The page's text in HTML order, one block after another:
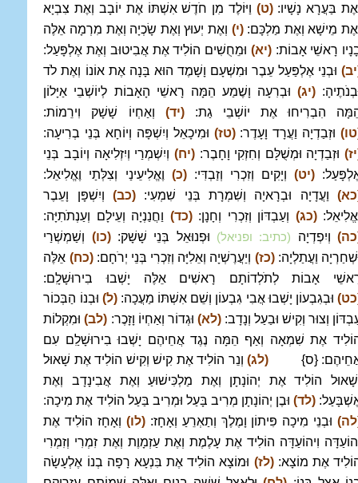
בַּעֲרָא נָשָׁיו:(ט) וַיּוֹלֶד מִן חֹדֶשׁ אִשְׁתּוֹ אֶת יוֹבָב וְאֶת צִבְיָא
מֵישָׁא וְאֶת מַלְכָּם:(י) וְאֶת יְעוּץ וְאֶת שָׂכְיָה וְאֶת מִרְמָה אֵלֶּה
רָאשֵׁי אָבוֹת:(יא) וּמֵחֻשִׁים הוֹלִיד אֶת אֲבִיטוּב וְאֶת אֶלְפָּעַל:
וּבְנֵי אֶלְפַּעַל עֵבֶר וּמִשְׁעָם וָשָׁמֶד הוּא בָּנָה אֶת אוֹנוֹ וְאֶת לֹד
(יג) וּבְרִעָה וָשֶׁמַע הֵמָּה רָאשֵׁי הָאָבוֹת לְיוֹשְׁבֵי אַיָּלוֹן
הִבְרִיחוּ אֶת יוֹשְׁבֵי גַת:(יד)
וְאַחְיוֹ שָׁשָׁק וִירֵמוֹת:
וּזְבַדְיָה וַעֲרָד וָעָדֶר:(טז) וּמִיכָאֵל וְיִשְׁפָּה וְיוֹחָא בְּנֵי בְרִיעָה:
וּזְבַדְיָה וּמְשֻׁלָּם וְחִזְקִי וָחָבֶר:(יח) וְיִשְׁמְרַי וְיִזְלִיאָה וְיוֹבָב בְּנֵי
(יט) וְיָקִים וְזִכְרִי וְזַבְדִּי:(כ) וֶאֱלִיעֵינַי וְצִלְּתַי וֶאֱלִיאֵל:
וַעֲדָיָה וּבְרָאיָה וְשִׁמְרָת בְּנֵי שִׁמְעִי: (כב)
וְיִשְׁפָּן וָעֵבֶר
(כג) וְעַבְדּוֹן וְזִכְרִי וְחָנָן:(כד) וַחֲנַנְיָה וְעֵילָם וְעַנְתֹתִיָּה:
וְיִפְדְיָה (כתיב: ופניאל) וּפְנוּאֵל בְּנֵי שָׁשָׁק:(כו) וְשַׁמְשְׁרַי
וַעֲתַלְיָה:(כז) וְיַעֲרֶשְׁיָה וְאֵלִיָּה וְזִכְרִי בְּנֵי יְרֹחָם:(כח) אֵלֶּה
אָבוֹת לְתֹלְדוֹתָם רָאשִׁים אֵלֶּה יָשְׁבוּ בִירוּשָׁלִָם:
וּבְגִבְעוֹן יָשְׁבוּ אֲבִי גִבְעוֹן וְשֵׁם אִשְׁתּוֹ מַעֲכָה:(ל) וּבְנוֹ הַבְּכוֹר
וְצוּר וְקִישׁ וּבַעַל וְנָדָב:(לא) וּגְדוֹר וְאַחְיוֹ וָזָכֶר: (לב) וּמִקְלוֹת
אֶת שִׁמְאָה וְאַף הֵמָּה נֶגֶד אֲחֵיהֶם יָשְׁבוּ בִירוּשָׁלִַם עִם
{ס} (לג) וְנֵר הוֹלִיד אֶת קִישׁ וְקִישׁ הוֹלִיד אֶת שָׁאוּל
הוֹלִיד אֶת יְהוֹנָתָן וְאֶת מַלְכִּישׁוּעַ וְאֶת אֲבִינָדָב וְאֶת
(לד) וּבֶן יְהוֹנָתָן מְרִיב בָּעַל וּמְרִיב בַּעַל הוֹלִיד אֶת מִיכָה:
וּבְנֵי מִיכָה פִּיתוֹן וָמֶלֶךְ וְתַאְרֵעַ וְאָחָז:(לו) וְאָחָז הוֹלִיד אֶת
וִיהוֹעַדָּה הוֹלִיד אֶת עָלֶמֶת וְאֶת עַזְמָוֶת וְאֶת זִמְרִי וְזִמְרִי
אֶת מוֹצָא:(לז) וּמוֹצָא הוֹלִיד אֶת בִּנְעָא רָפָה בְנוֹ אֶלְעָשָׂה